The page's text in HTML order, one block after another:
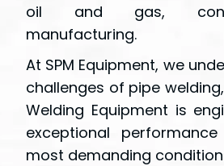
oil and gas,
manufacturing.
At SPM Equipment, we
challenges of pipe
Welding Equipment is
exceptional
most demanding